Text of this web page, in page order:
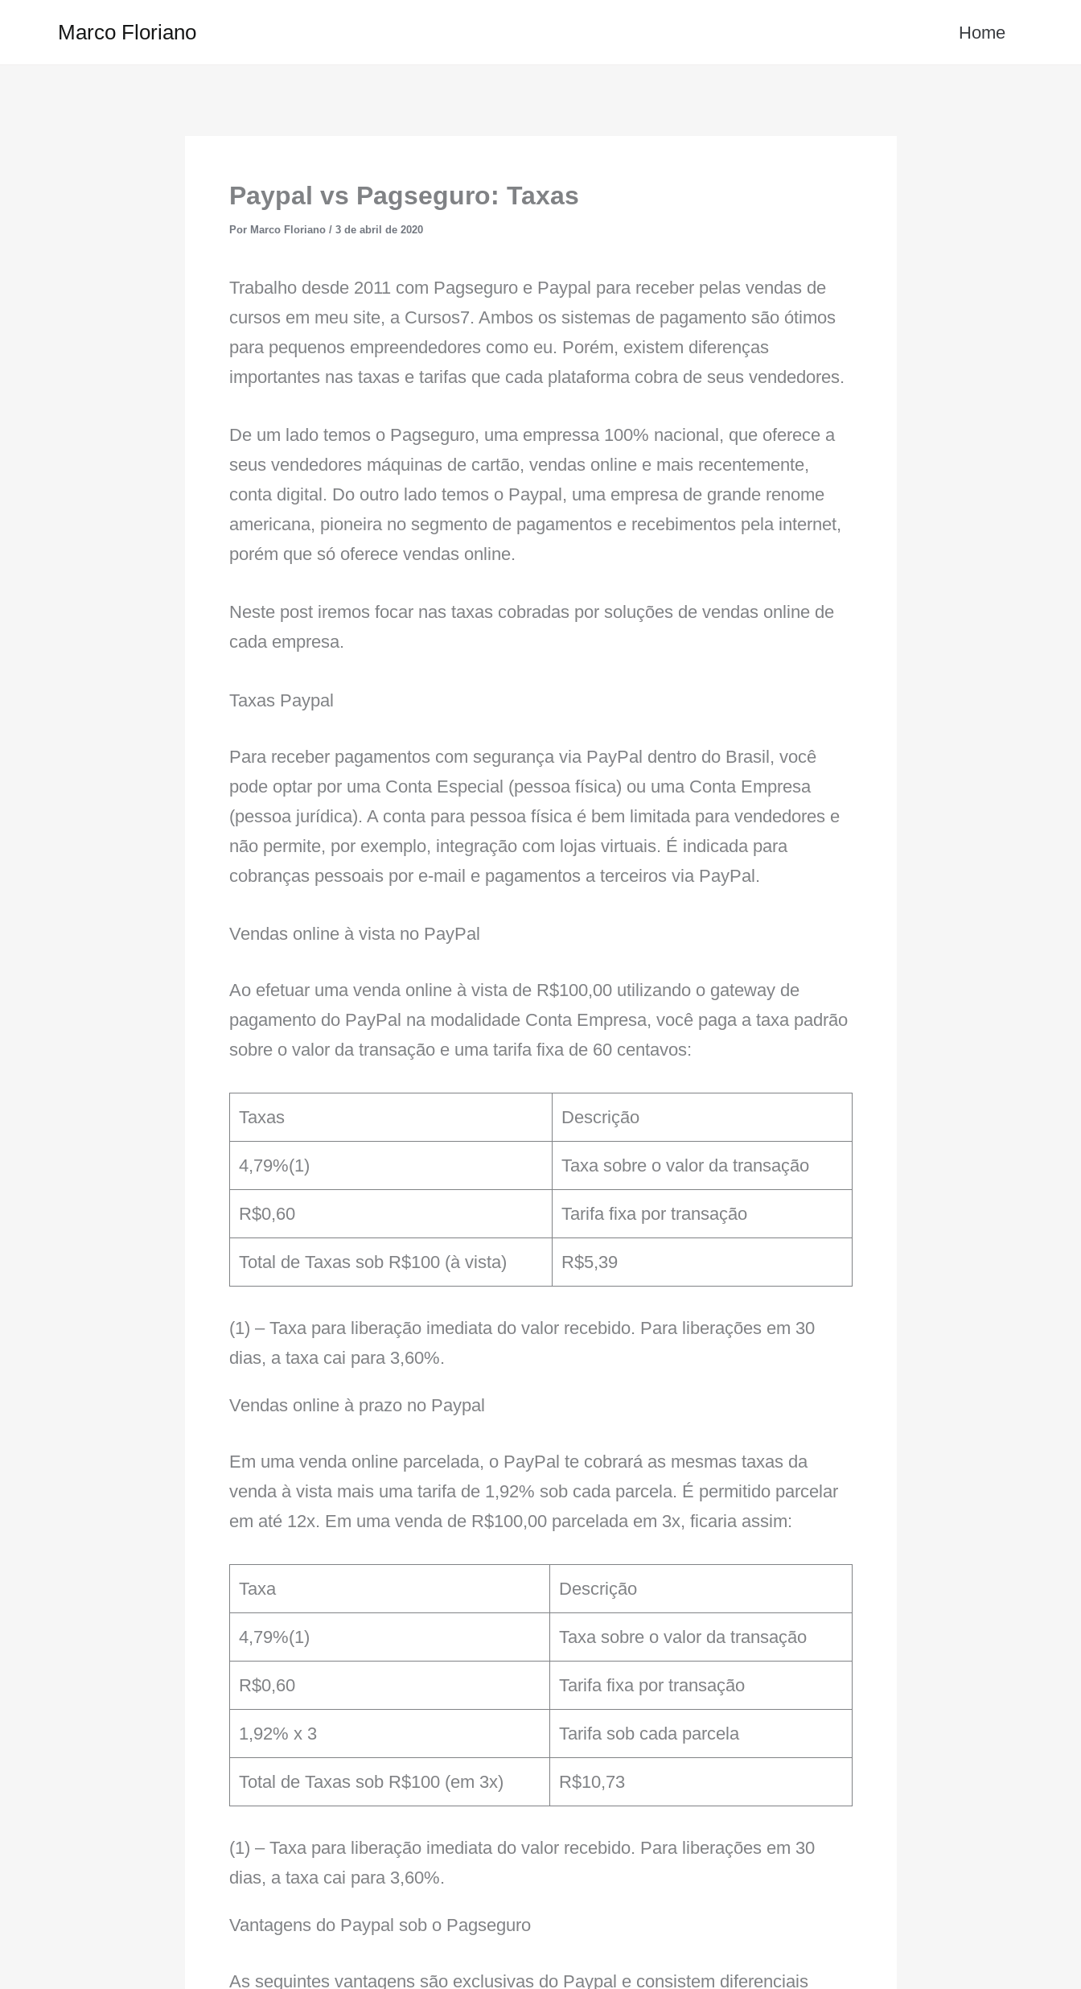
Marco Floriano Home
Paypal vs Pagseguro: Taxas
Por Marco Floriano / 3 de abril de 2020
Trabalho desde 2011 com Pagseguro e Paypal para receber pelas vendas de
cursos em meu site, a Cursos7. Ambos os sistemas de pagamento são ótimos
para pequenos empreendedores como eu. Porém, existem diferenças
importantes nas taxas e tarifas que cada plataforma cobra de seus vendedores.
De um lado temos o Pagseguro, uma empressa 100% nacional, que oferece a
seus vendedores máquinas de cartão, vendas online e mais recentemente,
conta digital. Do outro lado temos o Paypal, uma empresa de grande renome
americana, pioneira no segmento de pagamentos e recebimentos pela internet,
porém que só oferece vendas online.
Neste post iremos focar nas taxas cobradas por soluções de vendas online de
cada empresa.
Taxas Paypal
Para receber pagamentos com segurança via PayPal dentro do Brasil, você
pode optar por uma Conta Especial (pessoa física) ou uma Conta Empresa
(pessoa jurídica). A conta para pessoa física é bem limitada para vendedores e
não permite, por exemplo, integração com lojas virtuais. É indicada para
cobranças pessoais por e-mail e pagamentos a terceiros via PayPal.
Vendas online à vista no PayPal
Ao efetuar uma venda online à vista de R$100,00 utilizando o gateway de
pagamento do PayPal na modalidade Conta Empresa, você paga a taxa padrão
sobre o valor da transação e uma tarifa fixa de 60 centavos:
Taxas Descrição
4,79%(1) Taxa sobre o valor da transação
R$0,60 Tarifa fixa por transação
Total de Taxas sob R$100 (à vista) R$5,39
(1) – Taxa para liberação imediata do valor recebido. Para liberações em 30
dias, a taxa cai para 3,60%.
Vendas online à prazo no Paypal
Em uma venda online parcelada, o PayPal te cobrará as mesmas taxas da
venda à vista mais uma tarifa de 1,92% sob cada parcela. É permitido parcelar
em até 12x. Em uma venda de R$100,00 parcelada em 3x, ficaria assim:
Taxa Descrição
4,79%(1) Taxa sobre o valor da transação
R$0,60 Tarifa fixa por transação
1,92% x 3 Tarifa sob cada parcela
Total de Taxas sob R$100 (em 3x) R$10,73
(1) – Taxa para liberação imediata do valor recebido. Para liberações em 30
dias, a taxa cai para 3,60%.
Vantagens do Paypal sob o Pagseguro
As seguintes vantagens são exclusivas do Paypal e consistem diferenciais